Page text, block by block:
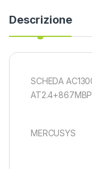
Descrizione
SCHEDA
MERCUSYS